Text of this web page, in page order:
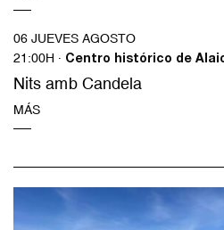
06 JUEVES AGOSTO
21:00H · Centro histórico de
Nits amb Candela
MÁS